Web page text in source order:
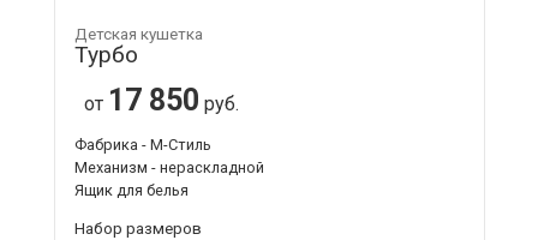
Детская кушетка
Турбо
от 17 850 руб.
Фабрика - М-Стиль
Механизм - нераскладной
Ящик для белья
Набор размеров